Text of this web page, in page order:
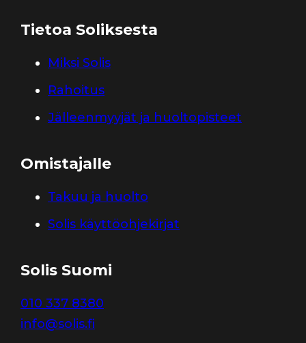
Tietoa Soliksesta
Miksi Solis
Rahoitus
Jälleenmyyjät ja huoltopisteet
Omistajalle
Takuu ja huolto
Solis käyttöohjekirjat
Solis Suomi
010 337 8380
info@solis.fi